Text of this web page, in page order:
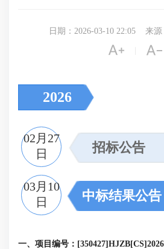
日期：2026-03-10 22:05 来
 
2026
02月27
日
招标公告
03月10
日
中标结果公告
一、项目编号：